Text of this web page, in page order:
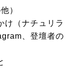
）
け（ナチュリラ
、登壇者の